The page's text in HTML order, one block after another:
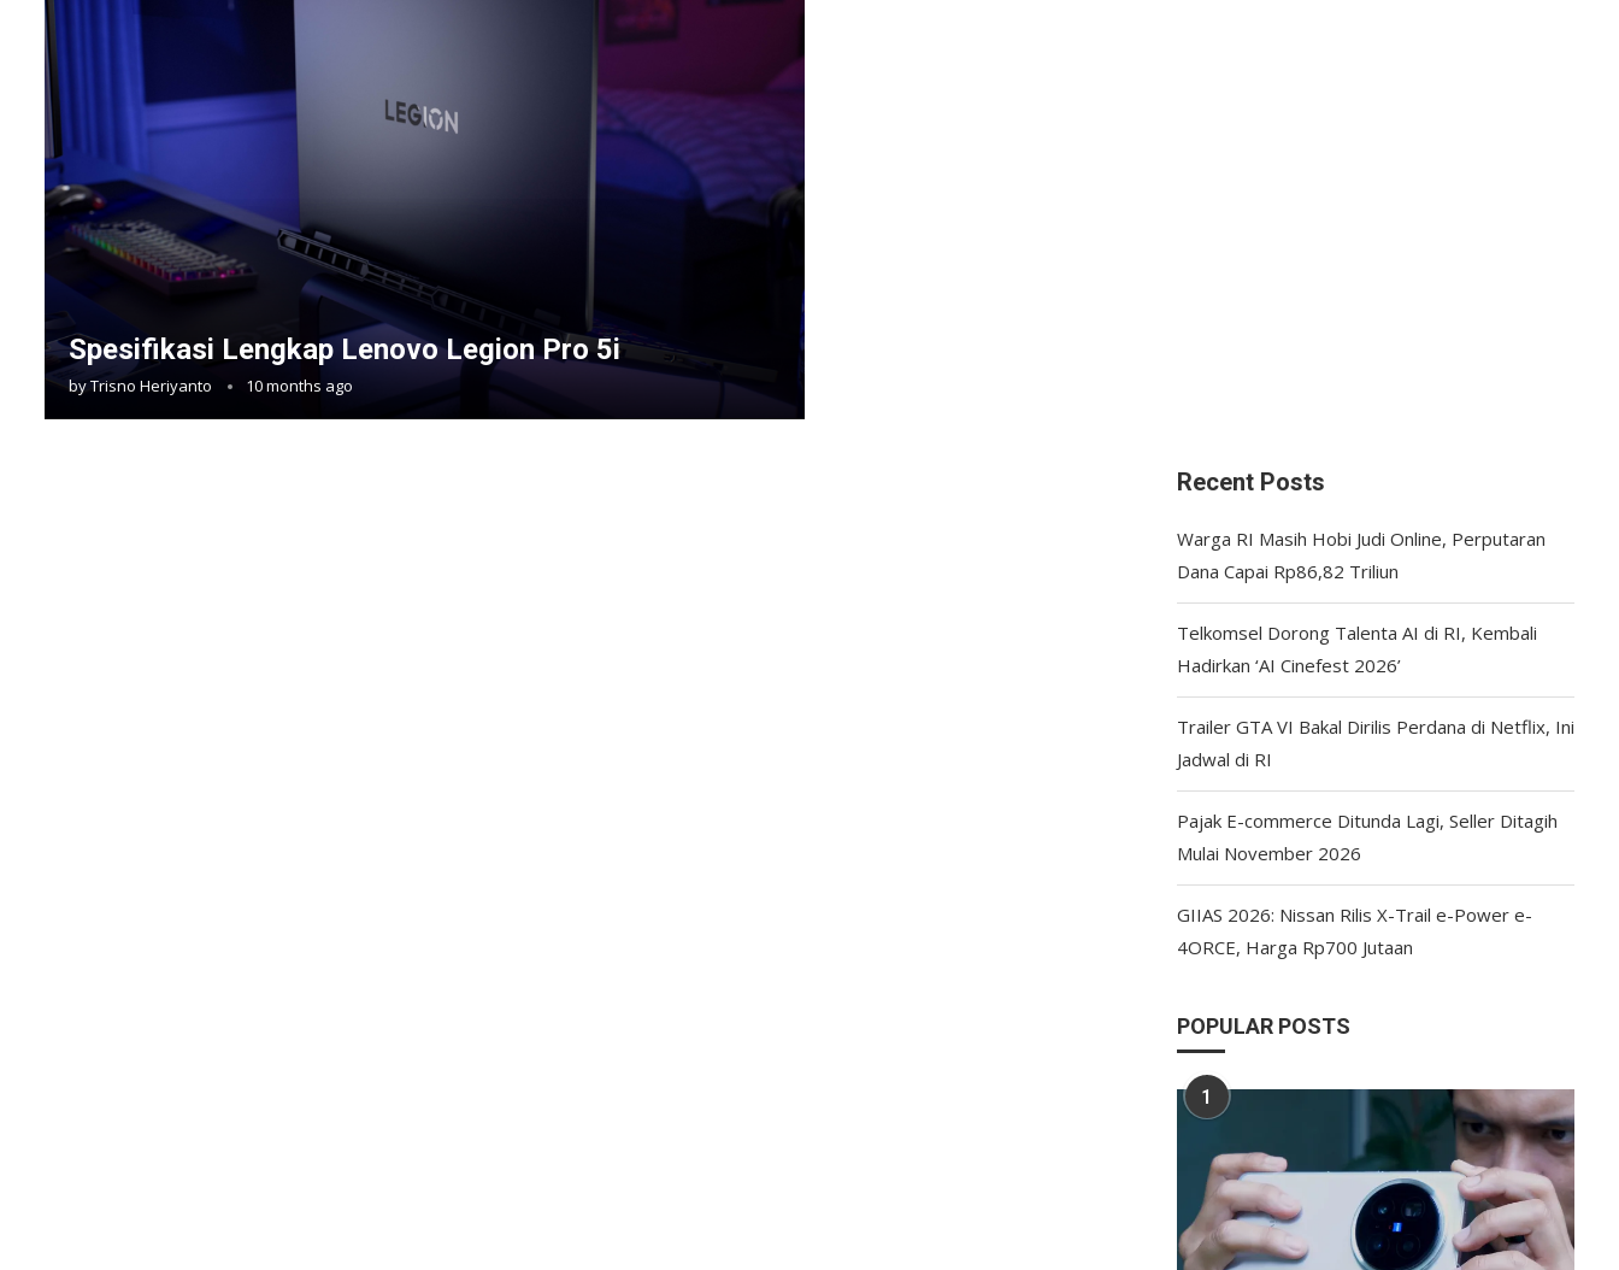
Spesifikasi Lengkap Lenovo Legion Pro 5i
byTrisno Heriyanto 10 months ago
Recent Posts
Warga RI Masih Hobi Judi Online, Perputaran
Dana Capai Rp86,82 Triliun
Telkomsel Dorong Talenta AI di RI, Kembali
Hadirkan ‘AI Cinefest 2026’
Trailer GTA VI Bakal Dirilis Perdana di Netflix, Ini
Jadwal di RI
Pajak E-commerce Ditunda Lagi, Seller Ditagih
Mulai November 2026
GIIAS 2026: Nissan Rilis X-Trail e-Power e-
4ORCE, Harga Rp700 Jutaan
POPULAR POSTS
1